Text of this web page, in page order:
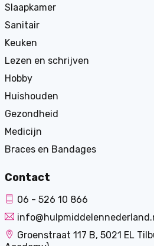
Slaapkamer
Sanitair
Keuken
Lezen en schrijven
Hobby
Huishouden
Gezondheid
Medicijn
Braces en Bandages
Contact
06 - 526 10 866
Groenstraat 117 B, 5021 EL